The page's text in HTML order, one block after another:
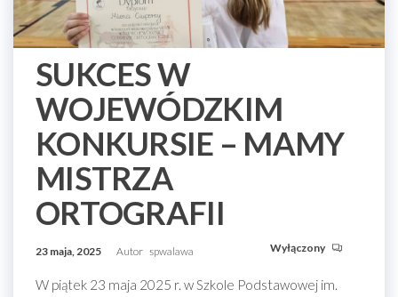
SUKCES W
WOJEWÓDZKIM
KONKURSIE – MAMY
MISTRZA
ORTOGRAFII
23 maja, 2025 Autor spwalawa Wyłączony
W piątek 23 maja 2025 r. w Szkole Podstawowej im.